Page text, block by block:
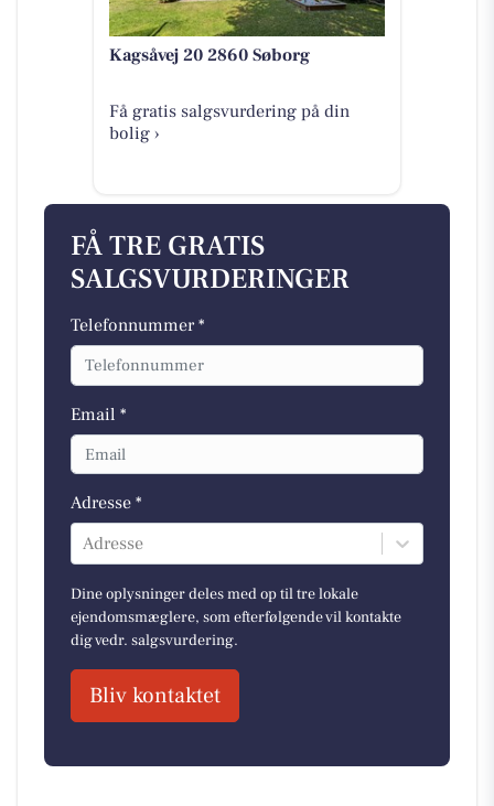
Kagsåvej 20 2860 Søborg
Få gratis salgsvurdering på din
bolig ›
FÅ TRE GRATIS
SALGSVURDERINGER
Telefonnummer *
Email *
Adresse *
Adresse
Dine oplysninger deles med op til tre lokale
ejendomsmæglere, som efterfølgende vil kontakte
dig vedr. salgsvurdering.
Bliv kontaktet